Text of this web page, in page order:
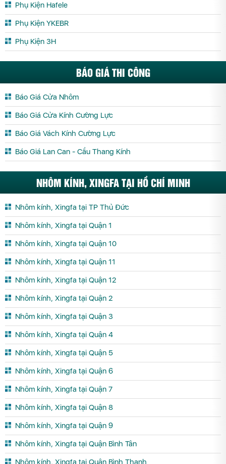
Phụ Kiện Hafele
Phụ Kiện YKEBR
Phụ Kiện 3H
BÁO GIÁ THI CÔNG
Báo Giá Cửa Nhôm
Báo Giá Cửa Kính Cường Lực
Báo Giá Vách Kính Cường Lực
Báo Giá Lan Can - Cầu Thang Kính
NHÔM KÍNH, XINGFA TẠI HỒ CHÍ MINH
Nhôm kính, Xingfa tại TP Thủ Đức
Nhôm kính, Xingfa tại Quận 1
Nhôm kính, Xingfa tại Quận 10
Nhôm kính, Xingfa tại Quận 11
Nhôm kính, Xingfa tại Quận 12
Nhôm kính, Xingfa tại Quận 2
Nhôm kính, Xingfa tại Quận 3
Nhôm kính, Xingfa tại Quận 4
Nhôm kính, Xingfa tại Quận 5
Nhôm kính, Xingfa tại Quận 6
Nhôm kính, Xingfa tại Quận 7
Nhôm kính, Xingfa tại Quận 8
Nhôm kính, Xingfa tại Quận 9
Nhôm kính, Xingfa tại Quận Bình Tân
Nhôm kính, Xingfa tại Quận Bình Thạnh